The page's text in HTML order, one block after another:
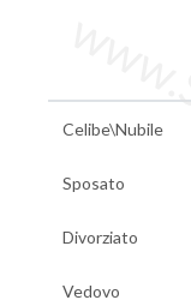
Celibe\Nubile
Sposato
Divorziato
Vedovo